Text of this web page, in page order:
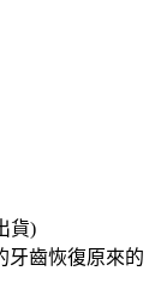
貨)
牙齒恢復原來的